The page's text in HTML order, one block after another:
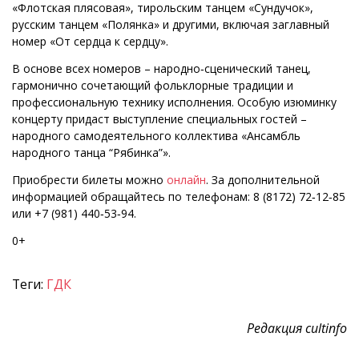
«Флотская плясовая», тирольским танцем «Сундучок»,
русским танцем «Полянка» и другими, включая заглавный
номер «От сердца к сердцу».
В основе всех номеров – народно‑сценический танец,
гармонично сочетающий фольклорные традиции и
профессиональную технику исполнения. Особую изюминку
концерту придаст выступление специальных гостей –
народного самодеятельного коллектива «Ансамбль
народного танца “Рябинка”».
Приобрести билеты можно онлайн. За дополнительной
информацией обращайтесь по телефонам: 8 (8172) 72‑12‑85
или +7 (981) 440‑53‑94.
0+
Теги: ГДК
Редакция cultinfo